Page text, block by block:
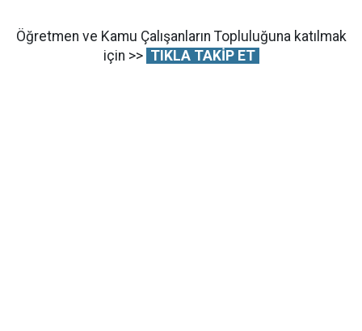
Öğretmen ve Kamu Çalışanların Topluluğuna katılmak
için >> TIKLA TAKİP ET